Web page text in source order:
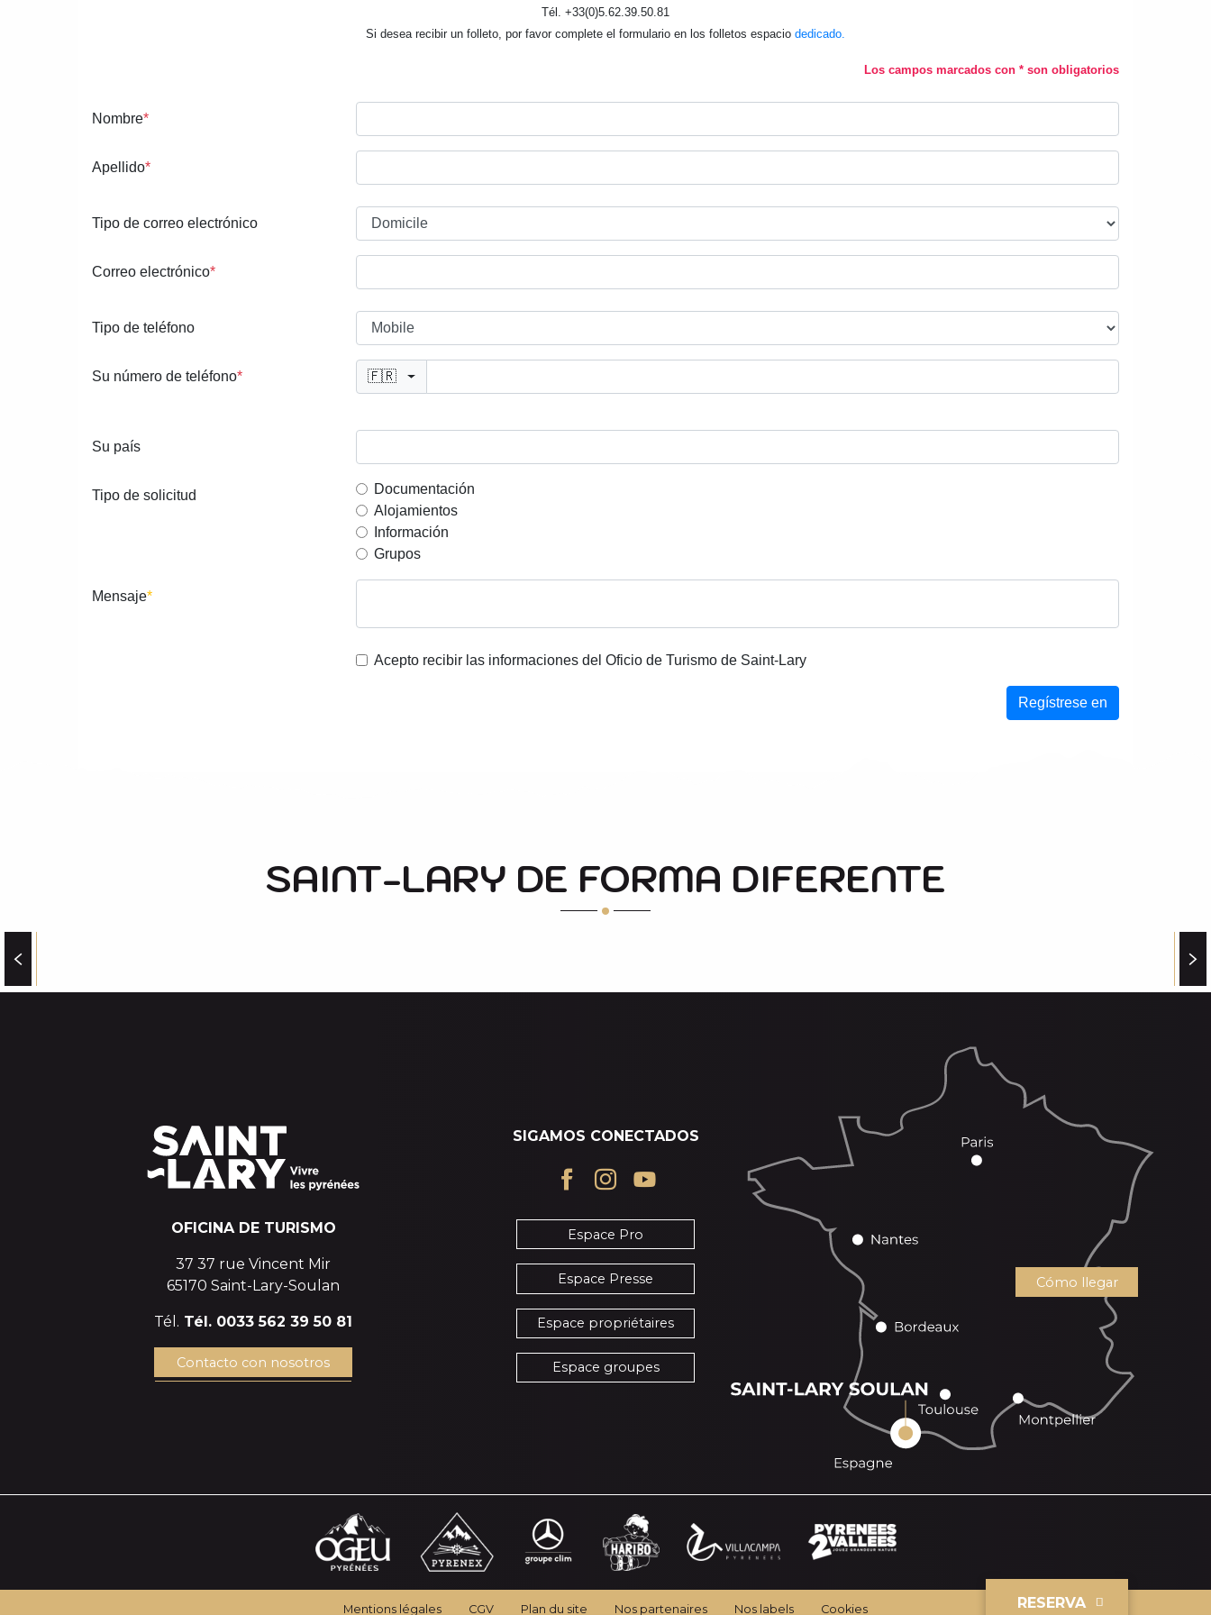
SAINT-LARY DE FORMA DIFERENTE
OFICINA DE TURISMO
37 37 rue Vincent Mir
65170 Saint-Lary-Soulan
Tél. Tél. 0033 562 39 50 81
Contacto con nosotros
SIGAMOS CONECTADOS
Espace Pro
Espace Presse
Espace propriétaires
Espace groupes
Cómo llegar
Mentions légales CGV Plan du site Nos partenaires Nos labels Cookies RESERVA